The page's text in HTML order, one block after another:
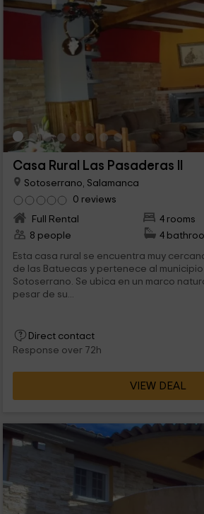
Casa Rural Las Pasaderas II
Sotoserrano, Salamanca
0 reviews
Full Rental
4 rooms
8 people
4
Esta casa rural se encuentra muy
de las Batuecas y pertenece al
Sotoserrano. Se ubica en un marco
pesar de su...
Direct contact
Response over 72h
VIEW DEAL